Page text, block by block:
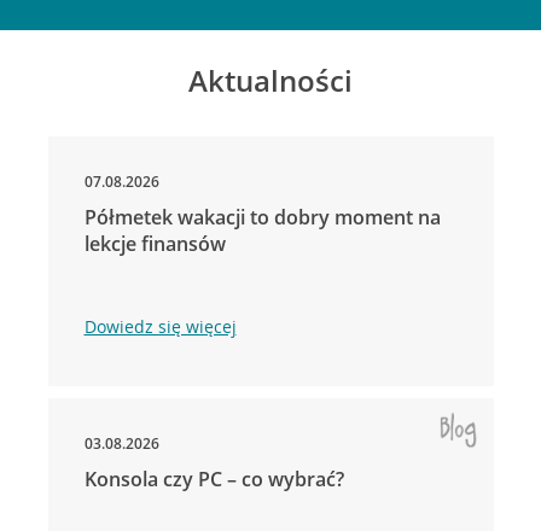
Aktualności
07.08.2026
Półmetek wakacji to dobry moment na
lekcje finansów
Dowiedz się więcej
03.08.2026
Konsola czy PC – co wybrać?